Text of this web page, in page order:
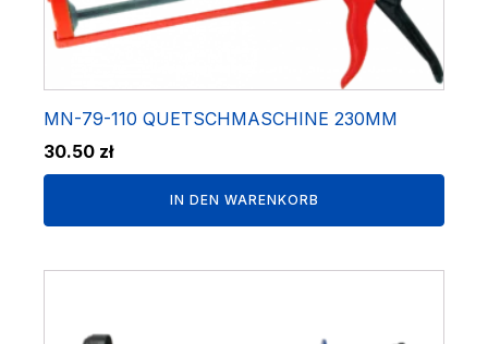
MN-79-110 QUETSCHMASCHINE 230MM
30.50 zł
IN DEN WARENKORB